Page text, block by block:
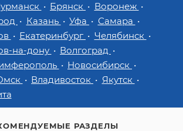
Брянск
Воронеж
Казань Уфа
Самара
Екатеринбург
Челябинск
на-дону
Волгоград
Новосибирск
Владивосток
Якутск
РАЗДЕЛЫ